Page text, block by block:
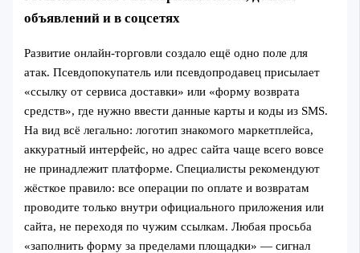
объявлений и в соцсетях
Развитие онлайн-торговли создало ещё одно поле для
атак. Псевдопокупатель или псевдопродавец присылает
«ссылку от сервиса доставки» или «форму возврата
средств», где нужно ввести данные карты и коды из SMS.
На вид всё легально: логотип знакомого маркетплейса,
аккуратный интерфейс, но адрес сайта чаще всего вовсе
не принадлежит платформе. Специалисты рекомендуют
жёсткое правило: все операции по оплате и возвратам
проводите только внутри официального приложения или
сайта, не переходя по чужим ссылкам. Любая просьба
«заполнить форму за пределами площадки» — сигнал